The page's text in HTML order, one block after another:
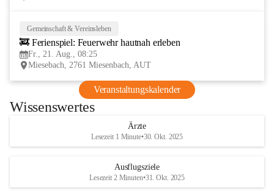
Gemeinschaft & Vereinsleben
🚒 Ferienspiel: Feuerwehr hautnah erleben
Fr., 21. Aug., 08:25
Miesebach, 2761 Miesenbach, AUT
Veranstaltungskalender
Wissenswertes
Ärzte
Lesezeit 1 Minute•30. Okt. 2025
Ausflugsziele
Lesezeit 2 Minuten•31. Okt. 2025